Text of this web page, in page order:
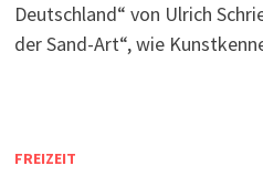
Deutschland“ von Ulrich
der Sand-Art“, wie
FREIZEIT